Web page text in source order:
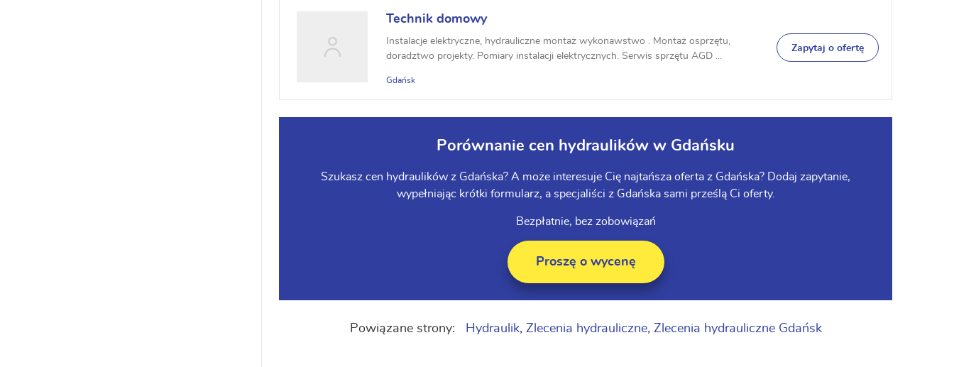
Technik domowy
Instalacje elektryczne, hydrauliczne montaż wykonawstwo . Montaż osprzętu,
doradztwo projekty. Pomiary instalacji elektrycznych. Serwis sprzętu AGD ...
Gdańsk
Zapytaj o ofertę
Porównanie cen hydraulików w Gdańsku
Szukasz cen hydraulików z Gdańska? A może interesuje Cię najtańsza oferta z Gdańska? Dodaj zapytanie,
wypełniając krótki formularz, a specjaliści z Gdańska sami prześlą Ci oferty.
Bezpłatnie, bez zobowiązań
Proszę o wycenę
Powiązane strony: Hydraulik, Zlecenia hydrauliczne, Zlecenia hydrauliczne Gdańsk